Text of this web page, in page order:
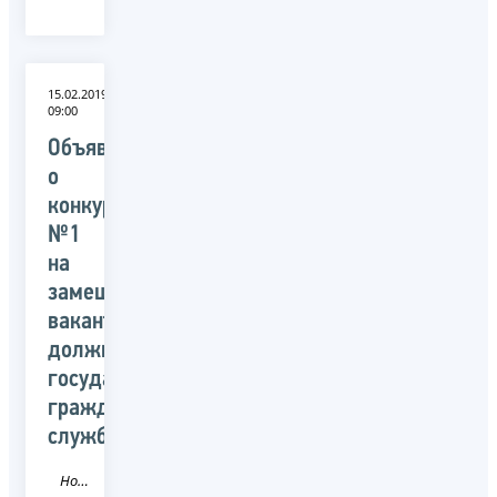
15.02.2019
09:00
Объявление
о
конкурсе
№1
на
замещение
вакантных
должностей
государственной
гражданской
службы
Новость